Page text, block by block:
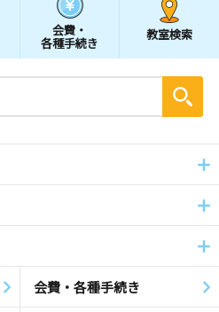
会費・
各種手続き
教室検索
会費・各種手続き